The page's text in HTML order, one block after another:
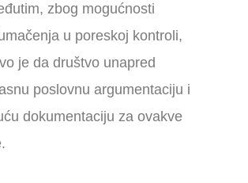
zbog mogućnosti
u poreskoj kontroli,
je da društvo unapred
poslovnu argumentaciju i
dokumentaciju za ovakve